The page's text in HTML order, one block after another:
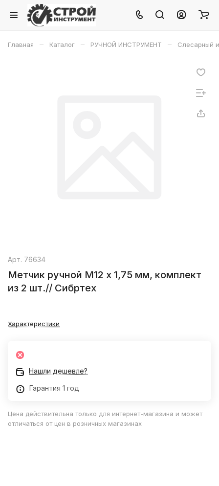
Главная – Каталог – РУЧНОЙ ИНСТРУМЕНТ – Слесарный
Арт. 76634
Метчик ручной М12 х 1,75 мм, комплект
из 2 шт.// Сибртех
Характеристики
Нашли дешевле?
Гарантия 1 год
Цена действительна только для интернет-магазина и может
отличаться от цен в розничных магазинах